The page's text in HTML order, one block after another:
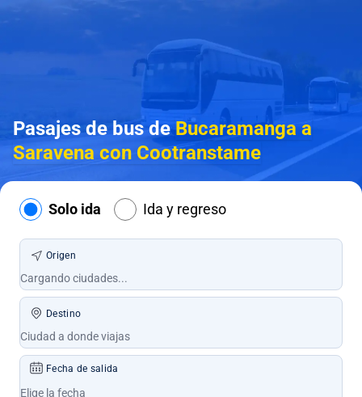
Pasajes de bus deBucaramanga a
Saravena con Cootranstame
Solo ida Ida y regreso
Origen
Destino
Fecha de salida